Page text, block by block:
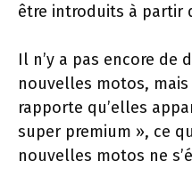
être introduits à partir
Il n’y a pas encore de
nouvelles motos,
rapporte qu’elles
super premium », ce
nouvelles motos ne